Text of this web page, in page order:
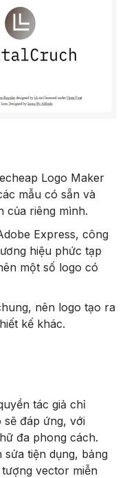
Logo Maker
mẫu có sẵn và
của riêng mình.
Express, công
hiệu phức tạp
một số logo có
nên logo tạo ra
kế khác.
tác giả chỉ
sẽ đáp ứng, với
đa phong cách.
tiện dụng, bảng
vector miễn